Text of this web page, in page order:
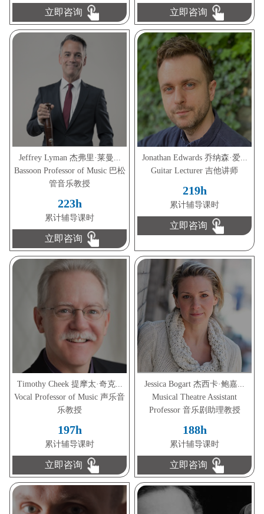
立即咨询 立即咨询
Jeffrey Lyman 杰弗里·莱曼...
Bassoon Professor of Music 巴松
管音乐教授
223h
累计辅导课时
立即咨询
Jonathan Edwards 乔纳森·爱...
Guitar Lecturer 吉他讲师
219h
累计辅导课时
立即咨询
Timothy Cheek 提摩太·奇克...
Vocal Professor of Music 声乐音
乐教授
197h
累计辅导课时
立即咨询
Jessica Bogart 杰西卡·鲍嘉...
Musical Theatre Assistant
Professor 音乐剧助理教授
188h
累计辅导课时
立即咨询